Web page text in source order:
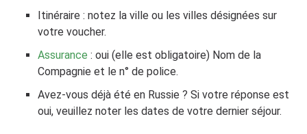
Itinéraire : notez la ville ou les villes désignées sur
votre voucher.
Assurance : oui (elle est obligatoire) Nom de la
Compagnie et le n° de police.
Avez-vous déjà été en Russie ? Si votre réponse est
oui, veuillez noter les dates de votre dernier séjour.